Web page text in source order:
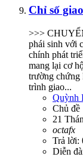
Chỉ số
>>>
phái sinh với
chính phát
mang lại cơ
trường chứng
trình giao...
Quỳnh
Chủ đề
21
octafx
Trả lời:
Diễn